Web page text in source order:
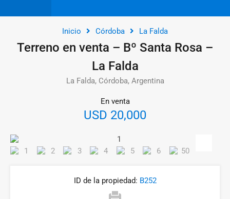
Inicio Córdoba La Falda
Terreno en venta – Bº Santa Rosa –
La Falda
La Falda, Córdoba, Argentina
En venta
USD 20,000
ID de la propiedad: B252